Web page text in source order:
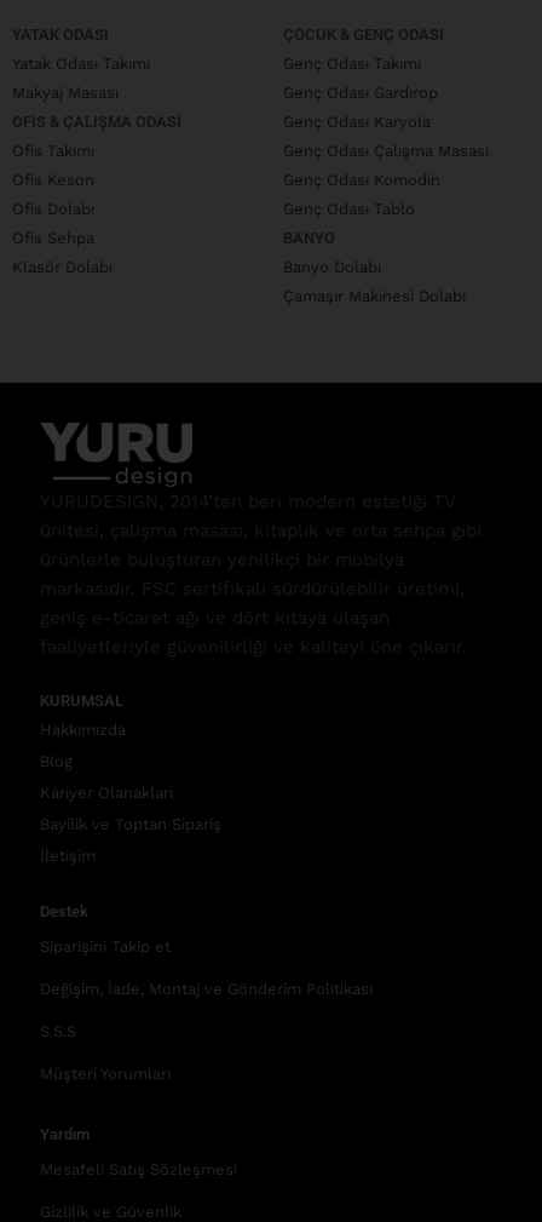
YATAK ODASI
Yatak Odası Takımı
Makyaj Masası
OFIS & ÇALIŞMA ODASI
Ofis Takımı
Ofis Keson
Ofis Dolabı
Ofis Sehpa
Klasör Dolabı
ÇOCUK & GENÇ ODASI
Genç Odası Takımı
Genç Odası Gardırop
Genç Odası Karyola
Genç Odası Çalışma Masası
Genç Odası Komodin
Genç Odası Tablo
BANYO
Banyo Dolabı
Çamaşır Makinesi Dolabı
YURUDESIGN, 2014’ten beri modern estetiği TV
ünitesi, çalışma masası, kitaplık ve orta sehpa gibi
ürünlerle buluşturan yenilikçi bir mobilya
markasıdır. FSC sertifikalı sürdürülebilir üretimi,
geniş e-ticaret ağı ve dört kıtaya ulaşan
faaliyetleriyle güvenilirliği ve kaliteyi öne çıkarır.
KURUMSAL
Hakkımızda
Blog
Kariyer Olanakları
Bayilik ve Toptan Sipariş
İletişim
Destek
Siparişini Takip et
Değişim, İade, Montaj ve Gönderim Politikası
S.S.S
Müşteri Yorumları
Yardım
Mesafeli Satış Sözleşmesi
Gizlilik ve Güvenlik